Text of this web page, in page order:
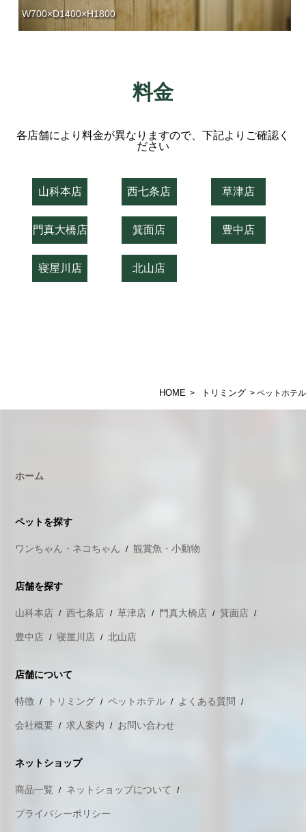
W700×D1400×H1800
料金
各店舗により料金が異なりますので、下記よりご確認く
ださい
山科本店 西七条店 草津店
門真大橋店 箕面店 豊中店
寝屋川店 北山店
HOME > トリミング > ペットホテル
ホーム
ペットを探す
ワンちゃん・ネコちゃん 観賞魚・小動物
店舗を探す
山科本店 西七条店 草津店 門真大橋店 箕面店
豊中店 寝屋川店 北山店
店舗について
特徴 トリミング ペットホテル よくある質問
会社概要 求人案内 お問い合わせ
ネットショップ
商品一覧 ネットショップについて
プライバシーポリシー